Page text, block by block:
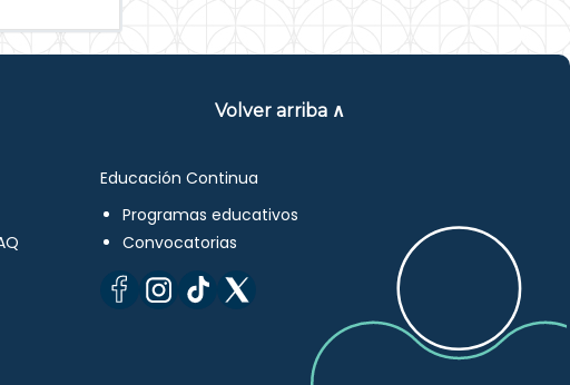
Volver arriba ∧
Educación Continua
Programas educativos
Convocatorias